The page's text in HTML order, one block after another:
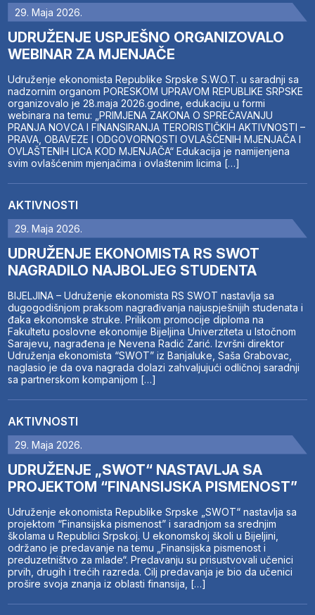
29. Maja 2026.
UDRUŽENJE USPJEŠNO ORGANIZOVALO
WEBINAR ZA MJENJAČE
Udruženje ekonomista Republike Srpske S.W.O.T. u saradnji sa
nadzornim organom PORESKOM UPRAVOM REPUBLIKE SRPSKE
organizovalo je 28.maja 2026.godine, edukaciju u formi
webinara na temu: „PRIMJENA ZAKONA O SPREČAVANJU
PRANJA NOVCA I FINANSIRANJA TERORISTIČKIH AKTIVNOSTI –
PRAVA, OBAVEZE I ODGOVORNOSTI OVLAŠĆENIH MJENJAČA I
OVLAŠTENIH LICA KOD MJENJAČA“ Edukacija je namijenjena
svim ovlašćenim mjenjačima i ovlaštenim licima […]
AKTIVNOSTI
29. Maja 2026.
UDRUŽENJE EKONOMISTA RS SWOT
NAGRADILO NAJBOLJEG STUDENTA
BIJELJINA – Udruženje ekonomista RS SWOT nastavlja sa
dugogodišnjom praksom nagrađivanja najuspješnijih studenata i
đaka ekonomske struke. Prilikom promocije diploma na
Fakultetu poslovne ekonomije Bijeljina Univerziteta u Istočnom
Sarajevu, nagrađena je Nevena Radić Zarić. Izvršni direktor
Udruženja ekonomista “SWOT” iz Banjaluke, Saša Grabovac,
naglasio je da ova nagrada dolazi zahvaljujući odličnoj saradnji
sa partnerskom kompanijom […]
AKTIVNOSTI
29. Maja 2026.
UDRUŽENJE „SWOT“ NASTAVLJA SA
PROJEKTOM “FINANSIJSKA PISMENOST”
Udruženje ekonomista Republike Srpske „SWOT“ nastavlja sa
projektom “Finansijska pismenost” i saradnjom sa srednjim
školama u Republici Srpskoj. U ekonomskoj školi u Bijeljini,
održano je predavanje na temu „Finansijska pismenost i
preduzetništvo za mlade“. Predavanju su prisustvovali učenici
prvih, drugih i trećih razreda. Cilj predavanja je bio da učenici
prošire svoja znanja iz oblasti finansija, […]